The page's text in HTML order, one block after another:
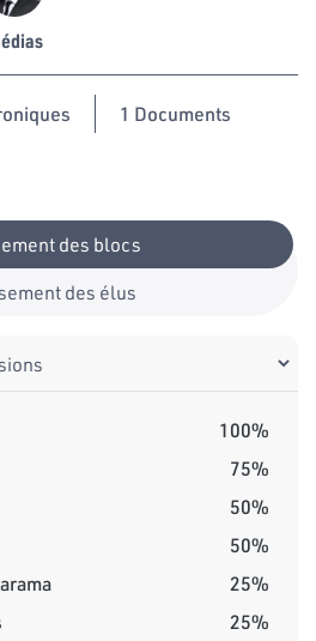
des blocs
des élus
100%
75%
50%
50%
25%
25%
1 Documents